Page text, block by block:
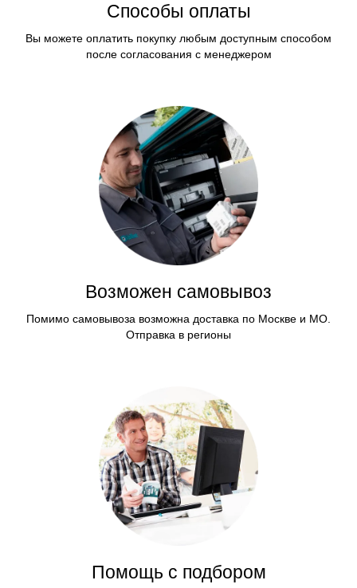
Способы оплаты
Вы можете оплатить покупку любым доступным способом
после согласования с менеджером
Возможен самовывоз
Помимо самовывоза возможна доставка по Москве и МО.
Отправка в регионы
Помощь с подбором